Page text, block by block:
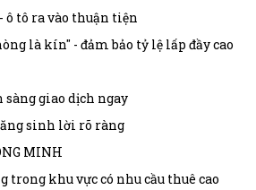
ô tô ra vào thuận tiện
là kín" - đảm bảo tỷ lệ lấp đầy cao
sàng giao dịch ngay
sinh lời rõ ràng
MINH
trong khu vực có nhu cầu thuê cao